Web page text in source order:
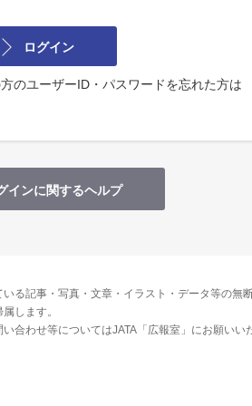
ログイン
のユーザーID・パスワードを忘れた方は
インに関するヘルプ
る記事・写真・文章・イラスト・データ等の無
します。
合わせ等についてはJATA「広報室」にお願いい